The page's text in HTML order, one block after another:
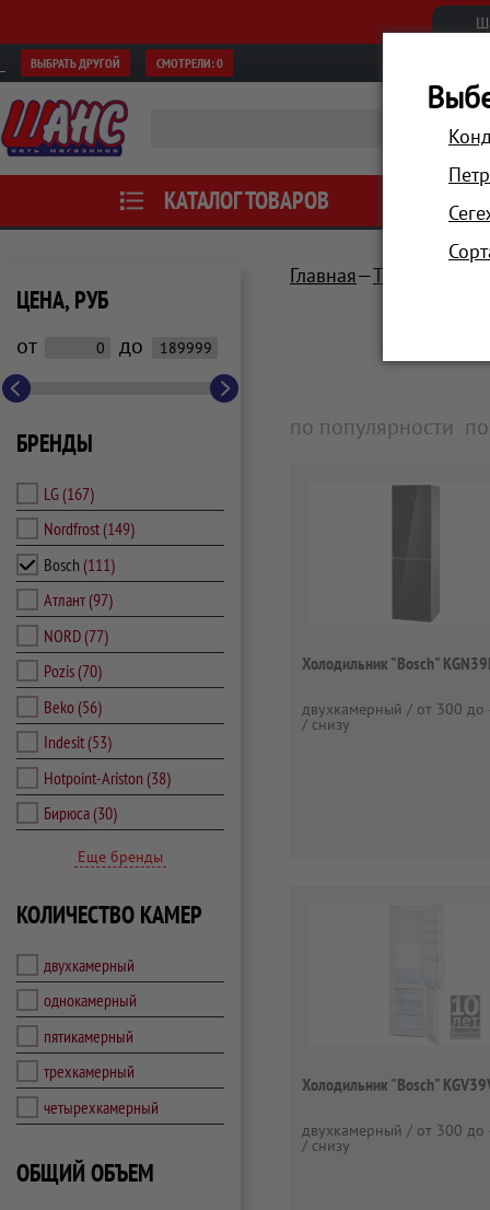
ВЫБРАТЬ ДРУГОЙ СМОТРЕЛИ:0
КАТАЛОГ ТОВАРОВ АКЦИИ
ЦЕНА, РУБ
от до
БРЕНДЫ
LG (167)
Nordfrost(149)
Bosch (111)
Атлант(97)
NORD(77)
Pozis(70)
Beko(56)
Indesit(53)
Hotpoint-Ariston (38)
Бирюса(30)
Еще бренды
КОЛИЧЕСТВО КАМЕР
двухкамерный
однокамерный
пятикамерный
трехкамерный
четырехкамерный
ОБЩИЙ ОБЪЕМ
Главная Техника для
по популярности
Холодильник "Bosch"
двухкамерный / от 300 до
/ снизу
Холодильник "Bosch"
двухкамерный / от 300 до
/ снизу